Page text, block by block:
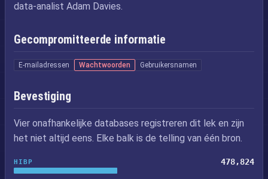
data-analist Adam Davies.
Gecompromitteerde informatie
E-mailadressen Wachtwoorden Gebruikersnamen
Bevestiging
Vier onafhankelijke databases registreren dit lek en zijn
het niet altijd eens. Elke balk is de telling van één bron.
HIBP 478,824